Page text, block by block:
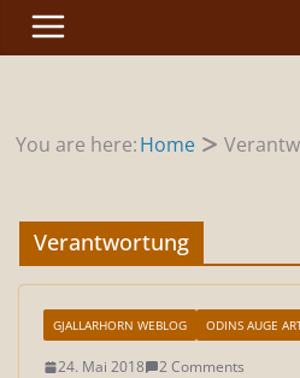
You are here:Home
Verantwortung
GJALLARHORN WEBLOG ODINS AUGE
24. Mai 2018 2 Comments